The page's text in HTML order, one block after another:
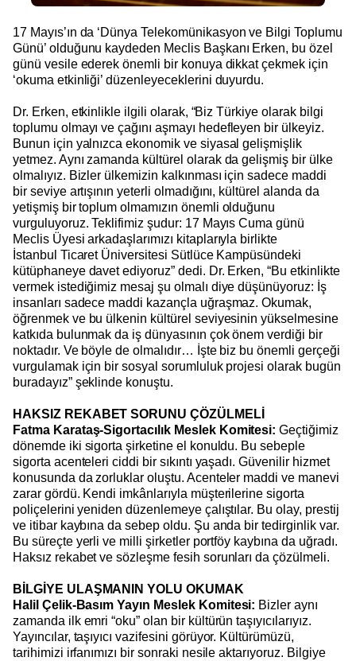
17 Mayıs’ın da ‘Dünya Telekomünikasyon ve Bilgi Toplumu
Günü’ olduğunu kaydeden Meclis Başkanı Erken, bu özel
günü vesile ederek önemli bir konuya dikkat çekmek için
‘okuma etkinliği’ düzenleyeceklerini duyurdu.
Dr. Erken, etkinlikle ilgili olarak, “Biz Türkiye olarak bilgi
toplumu olmayı ve çağını aşmayı hedefleyen bir ülkeyiz.
Bunun için yalnızca ekonomik ve siyasal gelişmişlik
yetmez. Aynı zamanda kültürel olarak da gelişmiş bir ülke
olmalıyız. Bizler ülkemizin kalkınması için sadece maddi
bir seviye artışının yeterli olmadığını, kültürel alanda da
yetişmiş bir toplum olmamızın önemli olduğunu
vurguluyoruz. Teklifimiz şudur: 17 Mayıs Cuma günü
Meclis Üyesi arkadaşlarımızı kitaplarıyla birlikte
İstanbul Ticaret Üniversitesi Sütlüce Kampüsündeki
kütüphaneye davet ediyoruz” dedi. Dr. Erken, “Bu etkinlikte
vermek istediğimiz mesaj şu olmalı diye düşünüyoruz: İş
insanları sadece maddi kazançla uğraşmaz. Okumak,
öğrenmek ve bu ülkenin kültürel seviyesinin yükselmesine
katkıda bulunmak da iş dünyasının çok önem verdiği bir
noktadır. Ve böyle de olmalıdır… İşte biz bu önemli gerçeği
vurgulamak için bir sosyal sorumluluk projesi olarak bugün
buradayız” şeklinde konuştu.
HAKSIZ REKABET SORUNU ÇÖZÜLMELİ
Fatma Karataş-Sigortacılık Meslek Komitesi: Geçtiğimiz
dönemde iki sigorta şirketine el konuldu. Bu sebeple
sigorta acenteleri ciddi bir sıkıntı yaşadı. Güvenilir hizmet
konusunda da zorluklar oluştu. Acenteler maddi ve manevi
zarar gördü. Kendi imkânlarıyla müşterilerine sigorta
poliçelerini yeniden düzenlemeye çalıştılar. Bu olay, prestij
ve itibar kaybına da sebep oldu. Şu anda bir tedirginlik var.
Bu süreçte yerli ve milli şirketler portföy kaybına da uğradı.
Haksız rekabet ve sözleşme fesih sorunları da çözülmeli.
BİLGİYE ULAŞMANIN YOLU OKUMAK
Halil Çelik-Basım Yayın Meslek Komitesi: Bizler aynı
zamanda ilk emri “oku” olan bir kültürün taşıyıcılarıyız.
Yayıncılar, taşıyıcı vazifesini görüyor. Kültürümüzü,
tarihimizi irfanımızı bir sonraki nesile aktarıyoruz. Bilgiye